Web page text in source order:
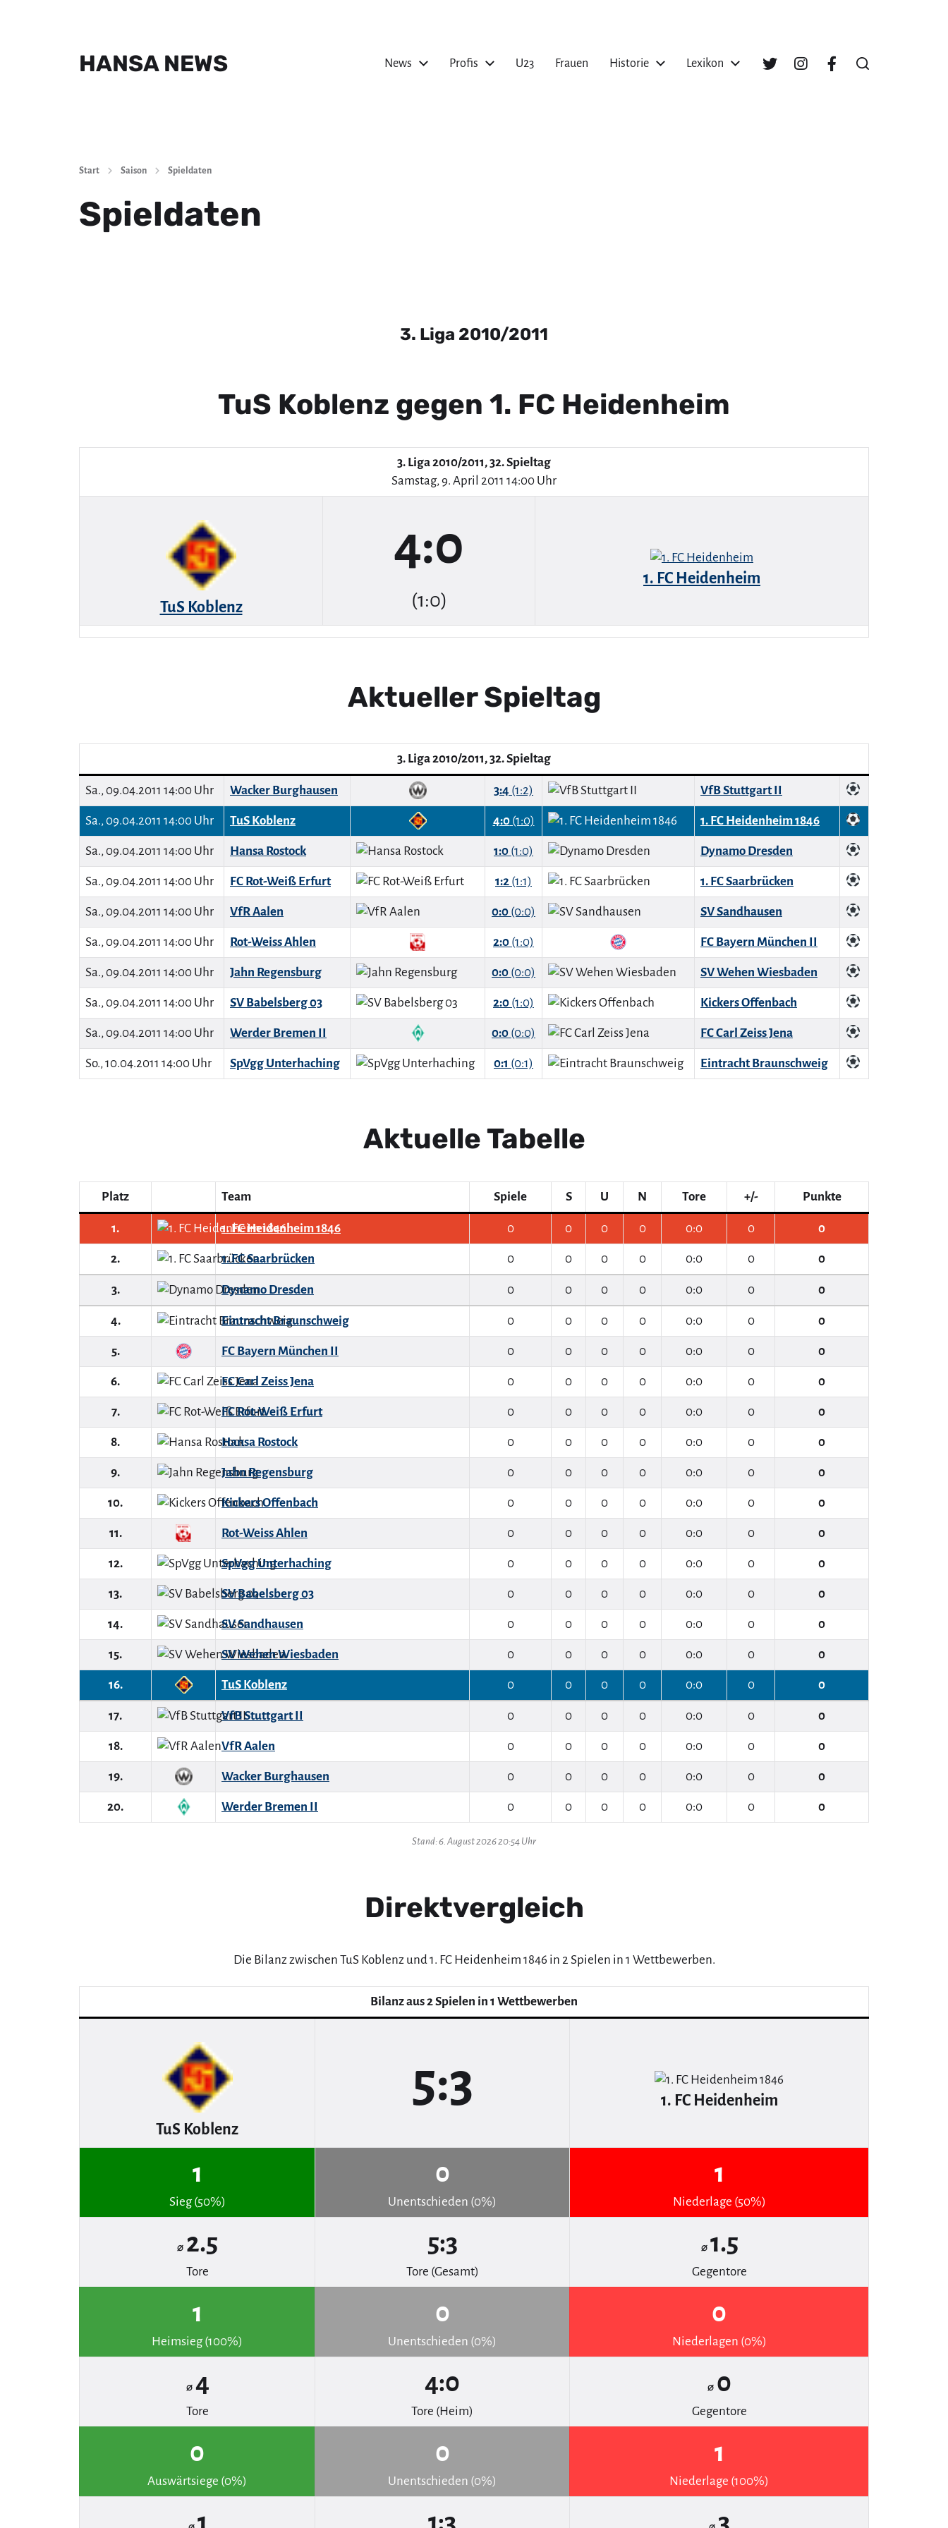
HANSA NEWS News Profis U23 Frauen Historie Lexikon
Start Saison Spieldaten
Spieldaten
3. Liga 2010/2011
TuS Koblenz gegen 1. FC Heidenheim
3. Liga 2010/2011, 32. Spieltag
Samstag, 9. April 2011 14:00 Uhr
TuS Koblenz
4:0
(1:0)
1. FC Heidenheim
Aktueller Spieltag
3. Liga 2010/2011, 32. Spieltag
Sa., 09.04.2011 14:00 Uhr Wacker Burghausen 3:4 (1:2) VfB Stuttgart II
Sa., 09.04.2011 14:00 Uhr TuS Koblenz 4:0(1:0) 1. FC Heidenheim 1846
Sa., 09.04.2011 14:00 Uhr Hansa Rostock 1:0 (1:0) Dynamo Dresden
Sa., 09.04.2011 14:00 Uhr FC Rot-Weiß Erfurt 1:2 (1:1) 1. FC Saarbrücken
Sa., 09.04.2011 14:00 Uhr VfR Aalen 0:0 (0:0) SV Sandhausen
Sa., 09.04.2011 14:00 Uhr Rot-Weiss Ahlen 2:0 (1:0) FC Bayern München II
Sa., 09.04.2011 14:00 Uhr Jahn Regensburg 0:0 (0:0) SV Wehen Wiesbaden
Sa., 09.04.2011 14:00 Uhr SV Babelsberg 03 2:0 (1:0) Kickers Offenbach
Sa., 09.04.2011 14:00 Uhr Werder Bremen II 0:0 (0:0) FC Carl Zeiss Jena
So., 10.04.2011 14:00 Uhr SpVgg Unterhaching 0:1 (0:1) Eintracht Braunschweig
Aktuelle Tabelle
Platz Team Spiele S U N Tore +/- Punkte
1. 1. FC Heidenheim 1846 0 0 0 0 0:0 0 0
2. 1. FC Saarbrücken 0 0 0 0 0:0 0 0
3. Dynamo Dresden 0 0 0 0 0:0 0 0
4. Eintracht Braunschweig 0 0 0 0 0:0 0 0
5. FC Bayern München II 0 0 0 0 0:0 0 0
6. FC Carl Zeiss Jena 0 0 0 0 0:0 0 0
7. FC Rot-Weiß Erfurt 0 0 0 0 0:0 0 0
8. Hansa Rostock 0 0 0 0 0:0 0 0
9. Jahn Regensburg 0 0 0 0 0:0 0 0
10. Kickers Offenbach 0 0 0 0 0:0 0 0
11. Rot-Weiss Ahlen 0 0 0 0 0:0 0 0
12. SpVgg Unterhaching 0 0 0 0 0:0 0 0
13. SV Babelsberg 03 0 0 0 0 0:0 0 0
14. SV Sandhausen 0 0 0 0 0:0 0 0
15. SV Wehen Wiesbaden 0 0 0 0 0:0 0 0
16. TuS Koblenz 0 0 0 0 0:0 0 0
17. VfB Stuttgart II 0 0 0 0 0:0 0 0
18. VfR Aalen 0 0 0 0 0:0 0 0
19. Wacker Burghausen 0 0 0 0 0:0 0 0
20. Werder Bremen II 0 0 0 0 0:0 0 0
Stand: 6. August 2026 20:54 Uhr
Direktvergleich
Die Bilanz zwischen TuS Koblenz und 1. FC Heidenheim 1846 in 2 Spielen in 1 Wettbewerben.
Bilanz aus 2 Spielen in 1 Wettbewerben
TuS Koblenz
5:3 1. FC Heidenheim
1
Sieg (50%)
0
Unentschieden (0%)
1
Niederlage (50%)
⌀ 2.5
Tore
5:3
Tore (Gesamt)
⌀ 1.5
Gegentore
1
Heimsieg (100%)
0
Unentschieden (0%)
0
Niederlagen (0%)
⌀ 4
Tore
4:0
Tore (Heim)
⌀ 0
Gegentore
0
Auswärtsiege (0%)
0
Unentschieden (0%)
1
Niederlage (100%)